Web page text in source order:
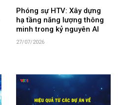
Phóng sự HTV: Xây dựng
hạ tầng năng lượng thông
minh trong kỷ nguyên AI
27/07/2026